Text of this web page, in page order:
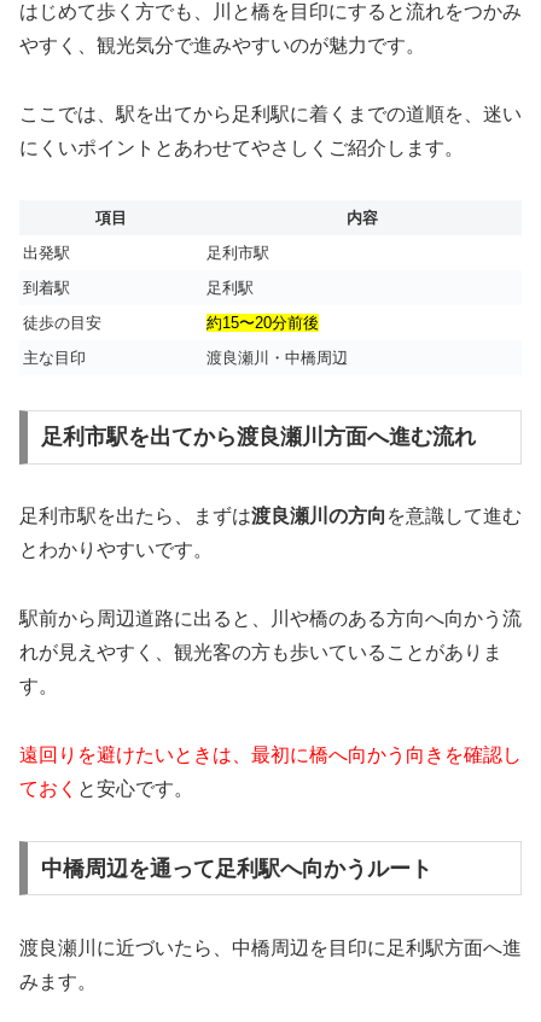
はじめて歩く方でも、川と橋を目印にすると流れをつかみ
やすく、観光気分で進みやすいのが魅力です。
ここでは、駅を出てから足利駅に着くまでの道順を、迷い
にくいポイントとあわせてやさしくご紹介します。
項目
内容
出発駅
足利市駅
到着駅
足利駅
徒歩の目安
約15〜20分前後
主な目印
渡良瀬川・中橋周辺
足利市駅を出てから渡良瀬川方面へ進む流れ
足利市駅を出たら、まずは渡良瀬川の方向 を意識して進む
とわかりやすいです。
駅前から周辺道路に出ると、川や橋のある方向へ向かう流
れが見えやすく、観光客の方も歩いていることがありま
す。
遠回りを避けたいときは、最初に橋へ向かう向きを確認し
ておく と安心です。
中橋周辺を通って足利駅へ向かうルート
渡良瀬川に近づいたら、中橋周辺を目印に足利駅方面へ進
みます。